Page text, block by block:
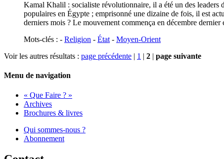
Kamal Khalil : socialiste révolutionnaire, il a été un des leaders
populaires en Égypte ; emprisonné une dizaine de fois, il est
derniers mois ? Le mouvement commença en décembre dernier
Mots-clés : - Religion - État - Moyen-Orient
Voir les autres résultats : page précédente | 1 | 2 | page suivante
Menu de navigation
« Que Faire ? »
Archives
Brochures & livres
Qui sommes-nous ?
Abonnement